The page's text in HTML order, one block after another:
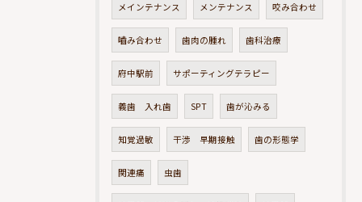
メインテナンス メンテナンス 咬み合わせ
嚙み合わせ 歯肉の腫れ 歯科治療
府中駅前 サポーティングテラピー
義歯 入れ歯 SPT 歯が沁みる
知覚過敏 干渉 早期接触 歯の形態学
関連痛 虫歯